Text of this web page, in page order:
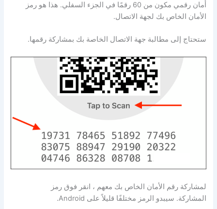
أمان رقمي مكون من 60 رقمًا في الجزء السفلي. هذا هو رمز
الأمان الخاص بك لجهة الاتصال.
ستحتاج إلى مطالبة جهة الاتصال الخاصة بك بمشاركة رقمها.
لمشاركة رقم الأمان الخاص بك معهم ، انقر فوق رمز
المشاركة. سيبدو الرمز مختلفًا قليلاً على Android.